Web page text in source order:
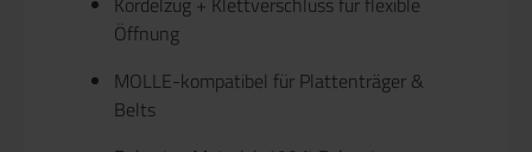
Öffnung
MOLLE-kompatibel für Plattenträger &
Belts